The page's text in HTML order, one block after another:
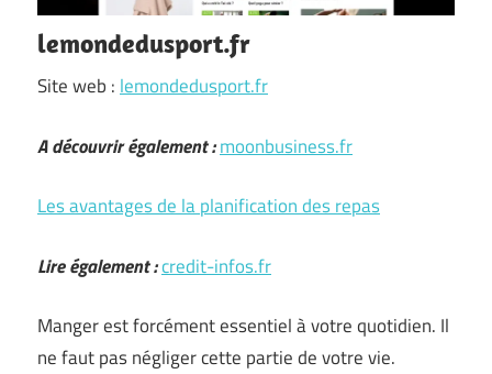
lemondedusport.fr
Site web : lemondedusport.fr
A découvrir également :moonbusiness.fr
Les avantages de la planification des repas
Lire également :credit-infos.fr
Manger est forcément essentiel à votre quotidien. Il
ne faut pas négliger cette partie de votre vie.